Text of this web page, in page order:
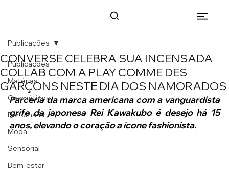
Publicações
Matérias
Cosméticos
Perfumaria
Moda
Sensorial
Bem-estar
Publicações
CONVERSE CELEBRA SUA INCENSADA
COLLAB COM A PLAY COMME DES
GARÇONS NESTE DIA DOS NAMORADOS
Parceria da marca americana com a vanguardista
grife da japonesa Rei Kawakubo é desejo há 15
anos, elevando o coração a ícone fashionista.